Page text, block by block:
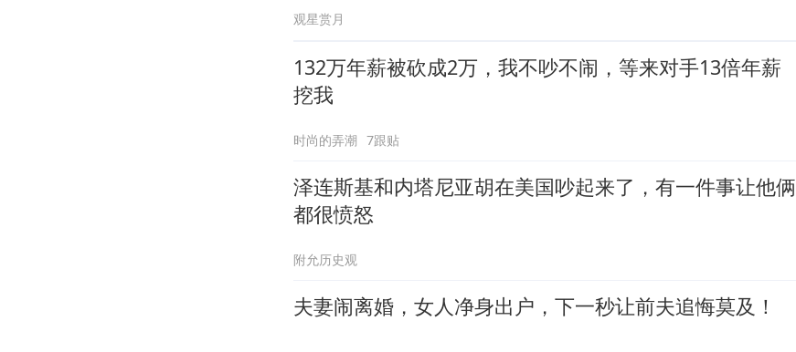
观星赏月
132万年薪被砍成2万，我不吵不闹，等来对手13倍年薪
挖我
时尚的弄潮 7跟贴
泽连斯基和内塔尼亚胡在美国吵起来了，有一件事让他俩
都很愤怒
附允历史观
夫妻闹离婚，女人净身出户，下一秒让前夫追悔莫及！